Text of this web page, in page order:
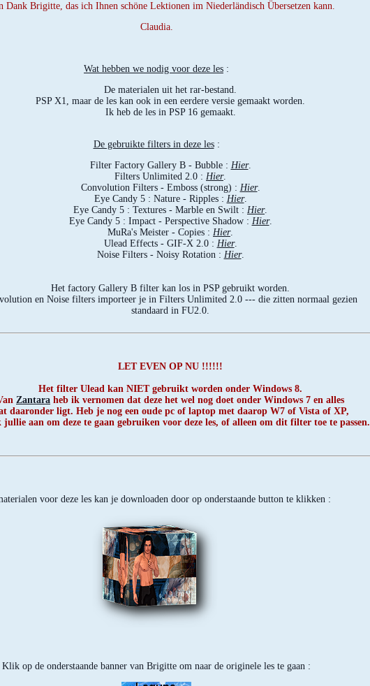
Dank Brigitte, das ich Ihnen schöne Lektionen im Niederländisch Übersetzen kann.
Claudia.
Wat hebben we nodig voor deze les :
De materialen uit het rar-bestand.
PSP X1, maar de les kan ook in een eerdere versie gemaakt worden.
Ik heb de les in PSP 16 gemaakt.
De gebruikte filters in deze les:
Filter Factory Gallery B - Bubble : Hier.
Filters Unlimited 2.0 : Hier.
Convolution Filters - Emboss (strong) : Hier.
Eye Candy 5 : Nature - Ripples : Hier.
Eye Candy 5 : Textures - Marble en Swilt : Hier.
Eye Candy 5 : Impact - Perspective Shadow : Hier.
MuRa's Meister - Copies : Hier.
Ulead Effects - GIF-X 2.0 : Hier.
Noise Filters - Noisy Rotation : Hier.
Het factory Gallery B filter kan los in PSP gebruikt worden.
en Noise filters importeer je in Filters Unlimited 2.0 --- die zitten normaal gezien
standaard in FU2.0.
LET EVEN OP NU !!!!!!
Het filter Ulead kan NIET gebruikt worden onder Windows 8.
Zantara heb ik vernomen dat deze het wel nog doet onder Windows 7 en alles
daaronder ligt. Heb je nog een oude pc of laptop met daarop W7 of Vista of XP,
aan om deze te gaan gebruiken voor deze les, of alleen om dit filter toe te passen.
voor deze les kan je downloaden door op onderstaande button te klikken :
Klik op de onderstaande banner van Brigitte om naar de originele les te gaan :